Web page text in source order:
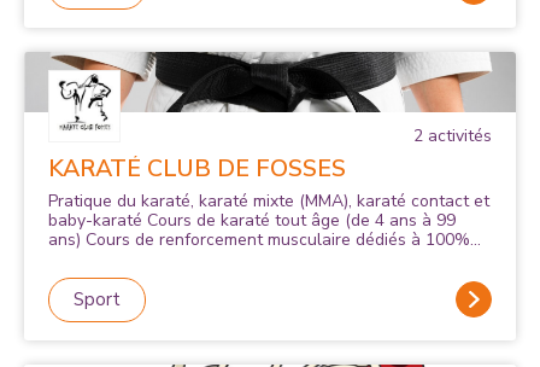
2 activités
KARATÉ CLUB DE FOSSES
Pratique du karaté, karaté mixte (MMA), karaté contact et
baby-karaté Cours de karaté tout âge (de 4 ans à 99
ans) Cours de renforcement musculaire dédiés à 100%
Sport